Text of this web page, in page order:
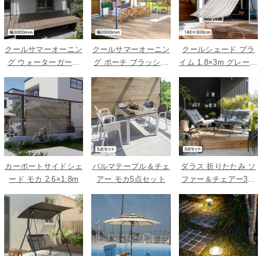
クールサマーオーニン
グ ウォーターガード
ベージュ 3000
クールサマーオーニン
グ ポーチ ブラッシュ
ウッド 2000
クールシェード プラ
イム 1.8×3m グレース
トライプ
カーポートサイドシェ
ード モカ 2.6×1.8m
パルマテーブル＆チェ
アー モカ5点セット
ダラス 折りたたみ ソ
ファー＆チェアー3点
セット